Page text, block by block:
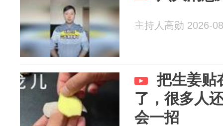
主持人高勋 2026-
把生姜贴
了，很多人
会一招